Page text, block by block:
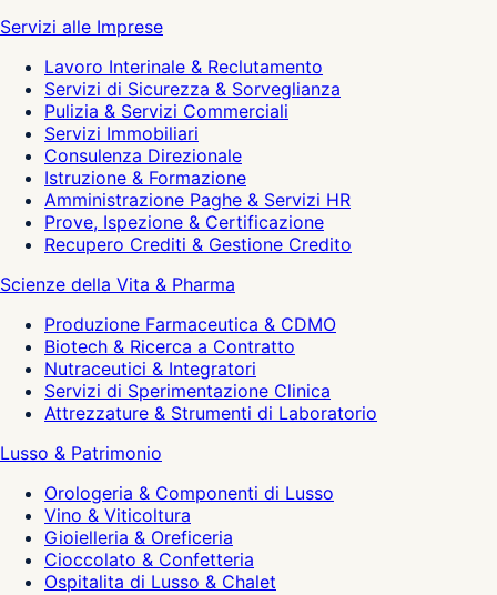
Servizi alle Imprese
Lavoro Interinale & Reclutamento
Servizi di Sicurezza & Sorveglianza
Pulizia & Servizi Commerciali
Servizi Immobiliari
Consulenza Direzionale
Istruzione & Formazione
Amministrazione Paghe & Servizi HR
Prove, Ispezione & Certificazione
Recupero Crediti & Gestione Credito
Scienze della Vita & Pharma
Produzione Farmaceutica & CDMO
Biotech & Ricerca a Contratto
Nutraceutici & Integratori
Servizi di Sperimentazione Clinica
Attrezzature & Strumenti di Laboratorio
Lusso & Patrimonio
Orologeria & Componenti di Lusso
Vino & Viticoltura
Gioielleria & Oreficeria
Cioccolato & Confetteria
Ospitalita di Lusso & Chalet